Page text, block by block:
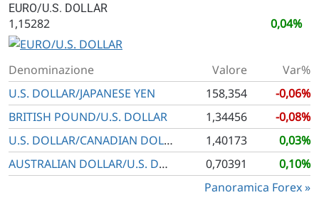
EURO/U.S. DOLLAR
1,15282 0,04%
Denominazione Valore
Var%
U.S. DOLLAR/JAPANESE YEN
158,354
-0,06%
BRITISH POUND/U.S. DOLLAR
1,34456
-0,08%
U.S. DOLLAR/CANADIAN DOLLAR
1,40173
0,03%
AUSTRALIAN DOLLAR/U.S. DOLLAR
0,70391
0,10%
Panoramica Forex